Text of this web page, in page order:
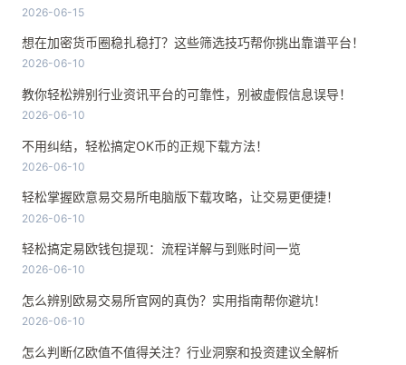
2026-06-15
想在加密货币圈稳扎稳打？这些筛选技巧帮你挑出靠谱平台！
2026-06-10
教你轻松辨别行业资讯平台的可靠性，别被虚假信息误导！
2026-06-10
不用纠结，轻松搞定OK币的正规下载方法！
2026-06-10
轻松掌握欧意易交易所电脑版下载攻略，让交易更便捷！
2026-06-10
轻松搞定易欧钱包提现：流程详解与到账时间一览
2026-06-10
怎么辨别欧易交易所官网的真伪？实用指南帮你避坑！
2026-06-10
怎么判断亿欧值不值得关注？行业洞察和投资建议全解析